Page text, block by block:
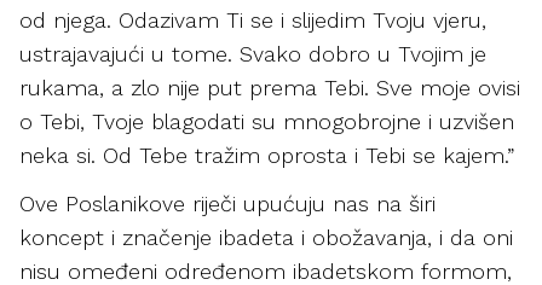
od njega. Odazivam Ti se i slijedim Tvoju vjeru,
ustrajavajući u tome. Svako dobro u Tvojim je
rukama, a zlo nije put prema Tebi. Sve moje ovisi
o Tebi, Tvoje blagodati su mnogobrojne i uzvišen
neka si. Od Tebe tražim oprosta i Tebi se kajem.”
Ove Poslanikove riječi upućuju nas na širi
koncept i značenje ibadeta i obožavanja, i da oni
nisu omeđeni određenom ibadetskom formom,